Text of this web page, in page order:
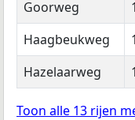
Goorweg
Haagbeukweg
Hazelaarweg
Toon alle 13 rijen